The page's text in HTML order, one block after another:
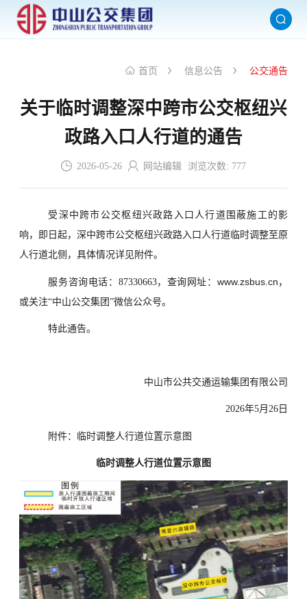
首页 信息公告 公交通告
关于临时调整深中跨市公交枢纽兴
政路入口人行道的通告
2026-05-26 网站编辑 浏览次数: 777
受深中跨市公交枢纽兴政路入口人行道围蔽施工的影
响，即日起，深中跨市公交枢纽兴政路入口人行道临时调整至原
人行道北侧，具体情况详见附件。
服务咨询电话：87330663，查询网址： www.zsbus.cn ，
或关注“中山公交集团”微信公众号。
特此通告。
中山市公共交通运输集团有限公司
2026年5月26日
附件：临时调整人行道位置示意图
临时调整人行道位置示意图